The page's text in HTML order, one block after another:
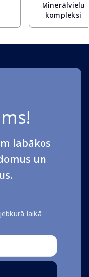
Minerālvielu
kompleksi
labākos
un
laikā